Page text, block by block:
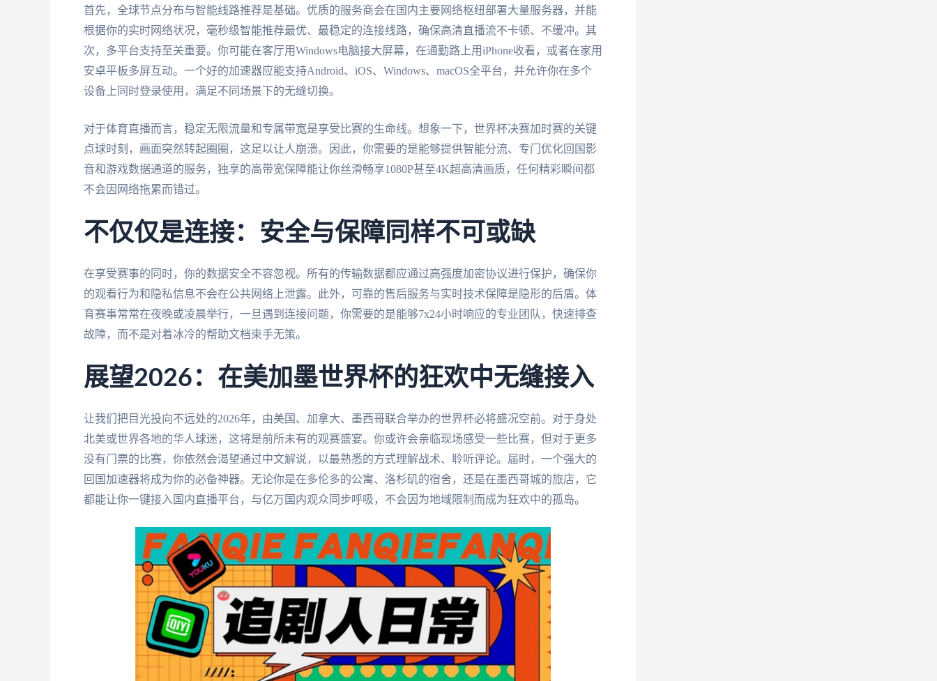
首先，全球节点分布与智能线路推荐是基础。优质的服务商会在国内主要网络枢纽部署大量服务器，并能
根据你的实时网络状况，毫秒级智能推荐最优、最稳定的连接线路，确保高清直播流不卡顿、不缓冲。其
次，多平台支持至关重要。你可能在客厅用Windows电脑接大屏幕，在通勤路上用iPhone收看，或者在家用
安卓平板多屏互动。一个好的加速器应能支持Android、iOS、Windows、macOS全平台，并允许你在多个
设备上同时登录使用，满足不同场景下的无缝切换。
对于体育直播而言，稳定无限流量和专属带宽是享受比赛的生命线。想象一下，世界杯决赛加时赛的关键
点球时刻，画面突然转起圈圈，这足以让人崩溃。因此，你需要的是能够提供智能分流、专门优化回国影
音和游戏数据通道的服务，独享的高带宽保障能让你丝滑畅享1080P甚至4K超高清画质，任何精彩瞬间都
不会因网络拖累而错过。
不仅仅是连接：安全与保障同样不可或缺
在享受赛事的同时，你的数据安全不容忽视。所有的传输数据都应通过高强度加密协议进行保护，确保你
的观看行为和隐私信息不会在公共网络上泄露。此外，可靠的售后服务与实时技术保障是隐形的后盾。体
育赛事常常在夜晚或凌晨举行，一旦遇到连接问题，你需要的是能够7x24小时响应的专业团队，快速排查
故障，而不是对着冰冷的帮助文档束手无策。
展望2026：在美加墨世界杯的狂欢中无缝接入
让我们把目光投向不远处的2026年，由美国、加拿大、墨西哥联合举办的世界杯必将盛况空前。对于身处
北美或世界各地的华人球迷，这将是前所未有的观赛盛宴。你或许会亲临现场感受一些比赛，但对于更多
没有门票的比赛，你依然会渴望通过中文解说，以最熟悉的方式理解战术、聆听评论。届时，一个强大的
回国加速器将成为你的必备神器。无论你是在多伦多的公寓、洛杉矶的宿舍，还是在墨西哥城的旅店，它
都能让你一键接入国内直播平台，与亿万国内观众同步呼吸，不会因为地域限制而成为狂欢中的孤岛。